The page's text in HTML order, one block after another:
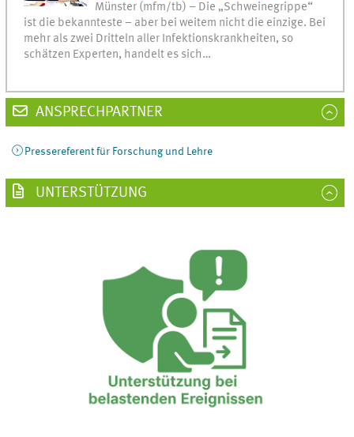
Münster (mfm/tb) – Die „Schweinegrippe“
ist die bekannteste – aber bei weitem nicht die einzige. Bei
mehr als zwei Dritteln aller Infektionskrankheiten, so
schätzen Experten, handelt es sich…
ANSPRECHPARTNER
Pressereferent für Forschung und Lehre
UNTERSTÜTZUNG